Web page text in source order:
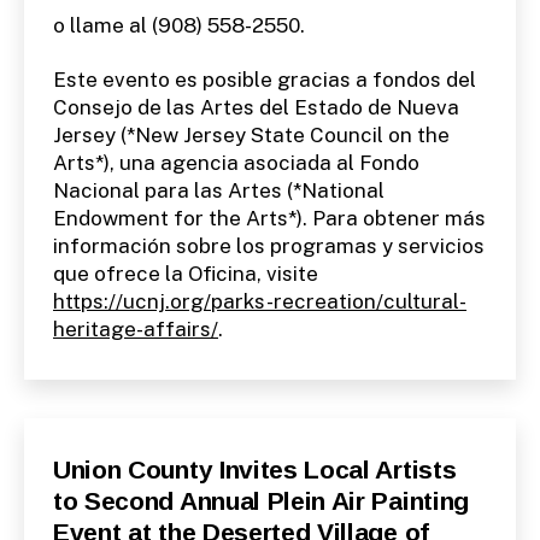
o llame al (908) 558-2550.
Este evento es posible gracias a fondos del
Consejo de las Artes del Estado de Nueva
Jersey (*New Jersey State Council on the
Arts*), una agencia asociada al Fondo
Nacional para las Artes (*National
Endowment for the Arts*). Para obtener más
información sobre los programas y servicios
que ofrece la Oficina, visite
https://ucnj.org/parks-recreation/cultural-
heritage-affairs/.
Categories
P
U
B
I
Union County Invites Local Artists
to Second Annual Plein Air Painting
Event at the Deserted Village of